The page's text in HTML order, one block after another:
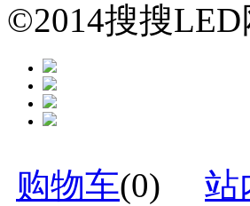
©2014搜搜
购物车(0) 站